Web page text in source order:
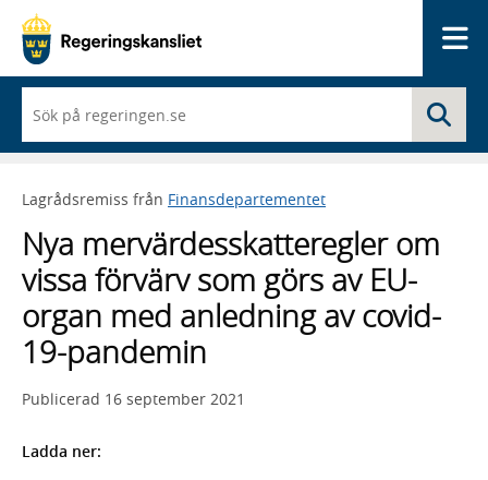
du
börjar
skriva
framträder
lista
med
sökförslag
Lagrådsremiss från Finansdepartementet
Nya mervärdesskatteregler om
vissa förvärv som görs av EU-
organ med anledning av covid-
19-pandemin
Publicerad 16 september 2021
Ladda ner: